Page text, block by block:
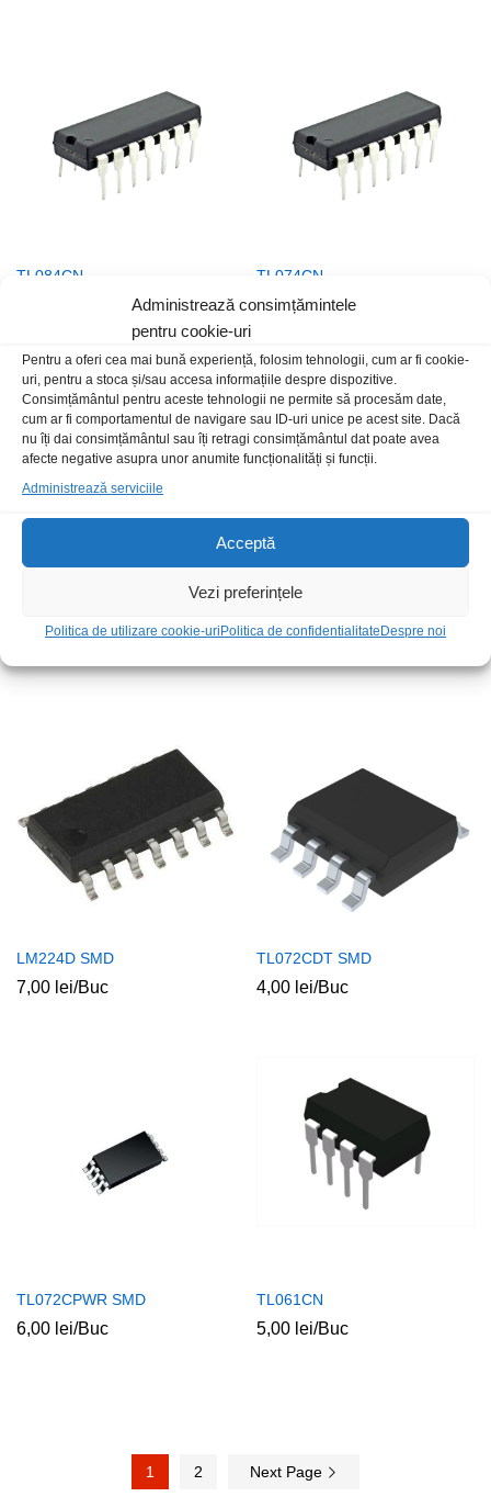
Administrează consimțămintele
pentru cookie-uri
Pentru a oferi cea mai bună experiență, folosim tehnologii, cum ar fi cookie-
uri, pentru a stoca și/sau accesa informațiile despre dispozitive.
Consimțământul pentru aceste tehnologii ne permite să procesăm date,
cum ar fi comportamentul de navigare sau ID-uri unice pe acest site. Dacă
nu îți dai consimțământul sau îți retragi consimțământul dat poate avea
afecte negative asupra unor anumite funcționalități și funcții.
Administrează serviciile
Acceptă
Vezi preferințele
Politica de utilizare cookie-uri Politica de confidentialitate Despre noi
TL084CN TL074CN
5,00lei/Buc
LM224D SMD
7,00 lei/Buc
TL072CDT SMD
4,00 lei/Buc
TL072CPWR SMD
6,00 lei/Buc
TL061CN
5,00 lei/Buc
1 2 Next Page